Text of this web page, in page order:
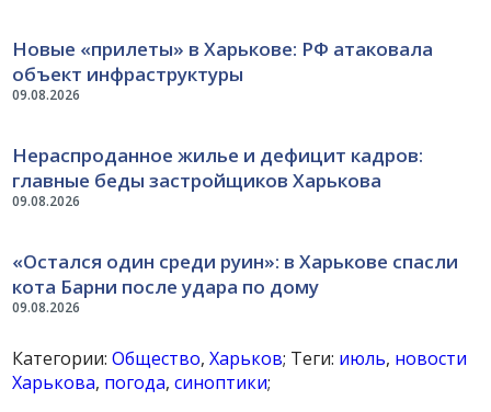
09.08.2026
Новые «прилеты» в Харькове: РФ атаковала
объект инфраструктуры
09.08.2026
Нераспроданное жилье и дефицит кадров:
главные беды застройщиков Харькова
09.08.2026
«Остался один среди руин»: в Харькове спасли
кота Барни после удара по дому
Категории:Общество,Харьков; Теги: июль, новости
Харькова, погода,синоптики;